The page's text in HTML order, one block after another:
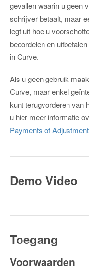
gevallen waarin u geen
schrijver betaalt, maar
legt uit hoe u
beoordelen en
in Curve.
Als u geen gebruik
Curve, maar enkel
kunt terugvorderen van
u hier meer informatie
Payments of
Demo Video
Toegang
Voorwaarden